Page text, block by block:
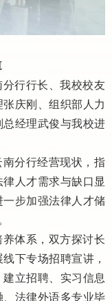
行行长、我校校友
庆刚、组织部人力
经理武俊与我校进
分行经营现状，指
人才需求与缺口显
步加强法律人才储
体系，双方探讨长
下专场招聘宣讲，
立招聘、实习信息
法律外语多专业毕